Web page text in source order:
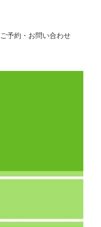
ご予約・お問い合わせ